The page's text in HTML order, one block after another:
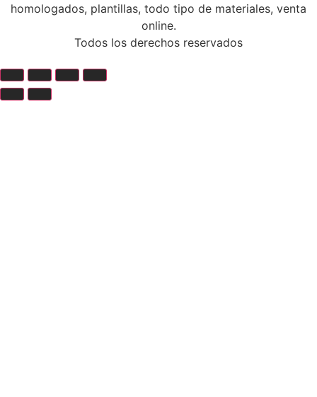
homologados, plantillas, todo tipo de materiales, venta
online.
Todos los derechos reservados